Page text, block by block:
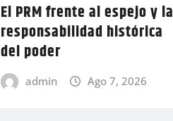
El PRM frente al espejo y la
responsabilidad histórica
del poder
admin Ago 7, 2026